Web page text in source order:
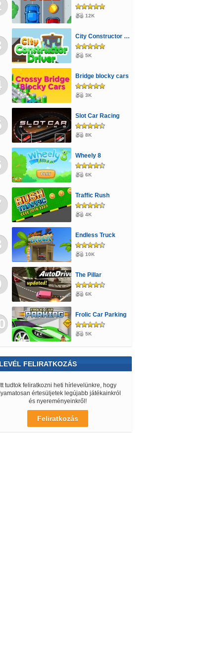
12K
City Constructor Driver 3D
5K
Bridge blocky cars
3K
Slot Car Racing
8K
Wheely 8
6K
Traffic Rush
4K
Endless Truck
10K
The Pillar
6K
Frolic Car Parking
5K
FELIRATKOZÁS
Itt tudtok feliratkozni heti hírlevelünkre, hogy
értesüljetek legújabb játékainkról
és nyereményeinkről!
Feliratkozás